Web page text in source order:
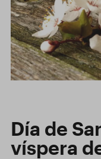
Día de
víspera